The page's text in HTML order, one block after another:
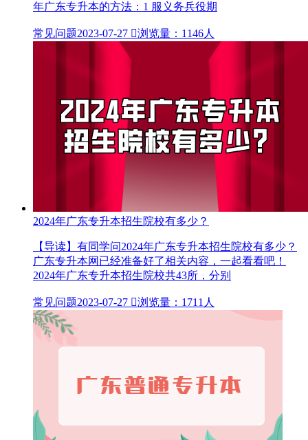
年广东专升本的方法：1 服义务兵役期
常见问题2023-07-27 浏览量：1146人
2024年广东专升本招生院校有多少？
【导读】有同学问2024年广东专升本招生院校有多少？
广东专升本网已经准备好了相关内容，一起看看吧！
2024年广东专升本招生院校共43所，分别
常见问题2023-07-27 浏览量：1711人